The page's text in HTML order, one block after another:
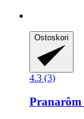
Ostoskori
4.3 (3)
Pranarôm